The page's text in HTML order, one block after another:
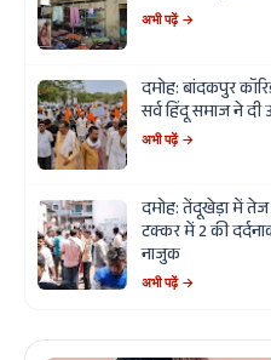
अभी पढ़ें →
दमोह: बांदकपुर
सर्व हिंदू समाज ने
अभी पढ़ें →
दमोह: तेंदूखेड़ा में तेज
टक्कर में 2 की
नाजुक
अभी पढ़ें →